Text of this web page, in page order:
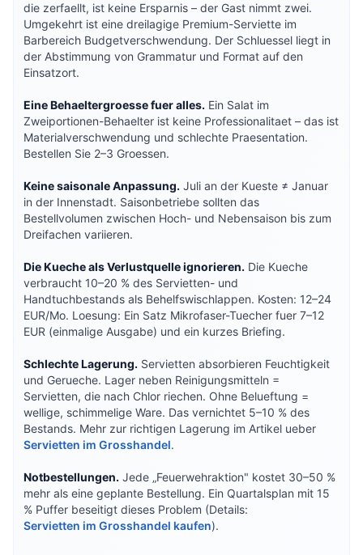
die zerfaellt, ist keine Ersparnis – der Gast nimmt zwei.
Umgekehrt ist eine dreilagige Premium-Serviette im
Barbereich Budgetverschwendung. Der Schluessel liegt in
der Abstimmung von Grammatur und Format auf den
Einsatzort.
Eine Behaeltergroesse fuer alles. Ein Salat im
Zweiportionen-Behaelter ist keine Professionalitaet – das ist
Materialverschwendung und schlechte Praesentation.
Bestellen Sie 2–3 Groessen.
Keine saisonale Anpassung. Juli an der Kueste ≠ Januar
in der Innenstadt. Saisonbetriebe sollten das
Bestellvolumen zwischen Hoch- und Nebensaison bis zum
Dreifachen variieren.
Die Kueche als Verlustquelle ignorieren. Die Kueche
verbraucht 10–20 % des Servietten- und
Handtuchbestands als Behelfswischlappen. Kosten: 12–24
EUR/Mo. Loesung: Ein Satz Mikrofaser-Tuecher fuer 7–12
EUR (einmalige Ausgabe) und ein kurzes Briefing.
Schlechte Lagerung. Servietten absorbieren Feuchtigkeit
und Gerueche. Lager neben Reinigungsmitteln =
Servietten, die nach Chlor riechen. Ohne Belueftung =
wellige, schimmelige Ware. Das vernichtet 5–10 % des
Bestands. Mehr zur richtigen Lagerung im Artikel ueber
Servietten im Grosshandel.
Notbestellungen. Jede „Feuerwehraktion" kostet 30–50 %
mehr als eine geplante Bestellung. Ein Quartalsplan mit 15
% Puffer beseitigt dieses Problem (Details:
Servietten im Grosshandel kaufen).